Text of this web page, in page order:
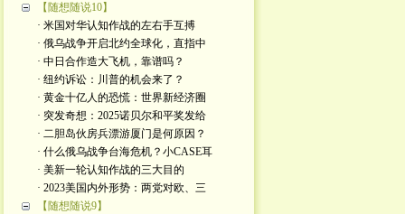
【随想随说10】
· 米国对华认知作战的左右手互搏
· 俄乌战争开启北约全球化，直指中
· 中日合作造大飞机，靠谱吗？
· 纽约诉讼：川普的机会来了？
· 黄金十亿人的恐慌：世界新经济圈
· 突发奇想：2025诺贝尔和平奖发给
· 二胆岛伙房兵漂游厦门是何原因？
· 什么俄乌战争台海危机？小CASE耳
· 美新一轮认知作战的三大目的
· 2023美国内外形势：两党对欧、三
【随想随说9】